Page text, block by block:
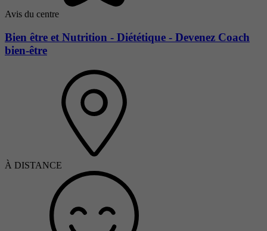
Avis du centre
Bien être et Nutrition - Diététique - Devenez Coach
bien-être
À DISTANCE